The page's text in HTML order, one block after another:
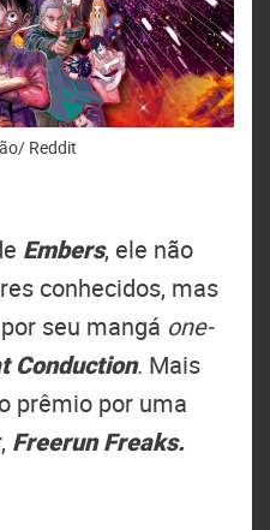
Reddit
Embers, ele não
conhecidos, mas
seu mangá one-
Conduction. Mais
prêmio por uma
Freerun Freaks.